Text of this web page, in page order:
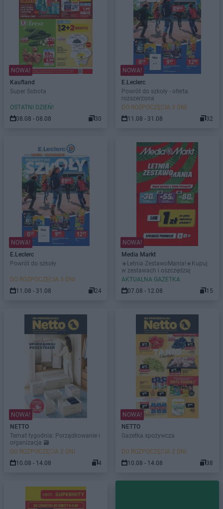
NOWA!
Kaufland
Super Sobota
OSTATNI DZIEŃ!
08.08 - 08.08
30
NOWA!
E.Leclerc
Powrót do szkoły - oferta
rozszerzona
DO ROZPOCZĘCIA 3 DNI
11.08 - 31.08
32
NOWA!
E.Leclerc
Powrót do szkoły
DO ROZPOCZĘCIA 3 DNI
11.08 - 31.08
24
NOWA!
Media Markt
☀️Letnia ZestawoMania!☀️Kupuj
w zestawach i oszczędzaj
AKTUALNA GAZETKA
07.08 - 12.08
15
NOWA!
NETTO
Temat tygodnia: Porządkowanie i
organizacja 🗃️
DO ROZPOCZĘCIA 2 DNI
10.08 - 14.08
4
NOWA!
NETTO
Gazetka spożywcza
DO ROZPOCZĘCIA 2 DNI
10.08 - 14.08
38